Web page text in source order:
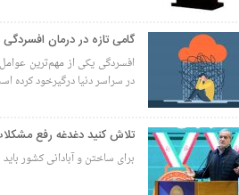
گامی تازه در درمان افسردگی
افسردگی یکی از مهم‌ترین
در سراسر دنیا درگیرخود کرده
تلاش کنید دغدغه رفع
برای ساختن و آبادانی کشور